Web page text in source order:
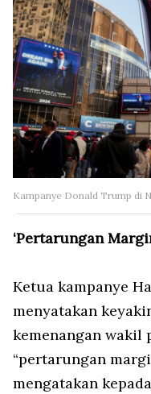
Kampanye Donald Trump di
‘Pertarungan
Ketua kampanye
menyatakan
kemenangan wakil
“pertarungan
mengatakan